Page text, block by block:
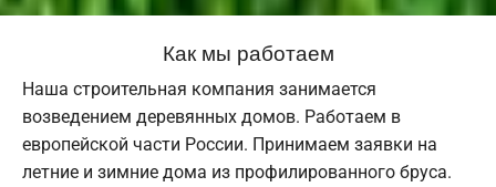
Как мы работаем
Наша строительная компания занимается
возведением деревянных домов. Работаем в
европейской части России. Принимаем заявки на
летние и зимние дома из профилированного бруса.